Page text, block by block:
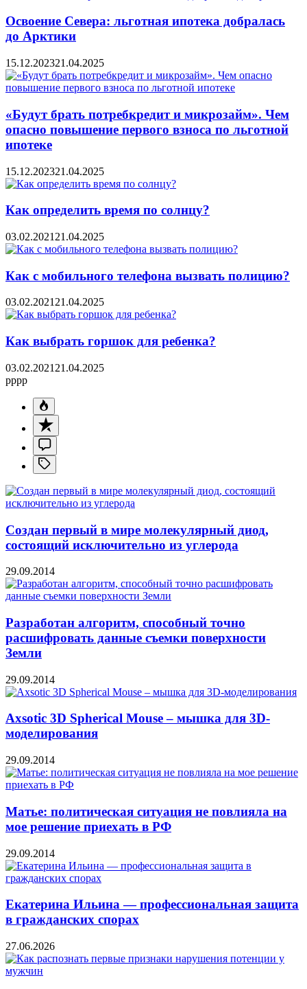
Освоение Севера: льготная ипотека добралась
до Арктики
15.12.202321.04.2025
«Будут брать потребкредит и микрозайм». Чем
опасно повышение первого взноса по льготной
ипотеке
15.12.202321.04.2025
Как определить время по солнцу?
03.02.2021 21.04.2025
Как с мобильного телефона вызвать полицию?
03.02.202121.04.2025
Как выбрать горшок для ребенка?
03.02.2021 21.04.2025
pppp
Создан первый в мире молекулярный диод,
состоящий исключительно из углерода
29.09.2014
Разработан алгоритм, способный точно
расшифровать данные съемки поверхности
Земли
29.09.2014
Axsotic 3D Spherical Mouse – мышка для 3D-
моделирования
29.09.2014
Матье: политическая ситуация не повлияла на
мое решение приехать в РФ
29.09.2014
Екатерина Ильина — профессиональная защита
в гражданских спорах
27.06.2026